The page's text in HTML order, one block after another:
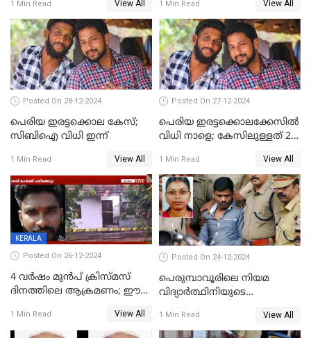
കമ്മീഷന്‍ ഇന്ന്
യൂണിവേഴ്‌സിറ്റിയിലെത്തും
1 Min Read View All 1 Min Read View All
Posted On 28-12-2024
പെരിയ ഇരട്ടക്കൊല കേസ്;
സിബിഐ വിധി ഇന്ന്
1 Min Read View All
Posted On 27-12-2024
പെരിയ ഇരട്ടക്കൊലക്കേസില്‍
വിധി നാളെ; കേസിലുള്ളത് 24
1 Min Read View All
KERALA
Posted On 26-12-2024
4 വർഷം മുൻപ് ക്രിസ്മസ്
ദിനത്തിലെ ആക്രമണം; ഈ
ചോദിക്കാനെത്തി, 2 പേർ
കുത്തേറ്റു മരിച്ചു
1 Min Read View All
Posted On 24-12-2024
പെരുമ്പാവൂരിലെ നിയമ
വിദ്യാര്‍ത്ഥിനിയുടെ
അമീറുള്‍ ഇസ്ലാമിന്റെ
മനോനിലയില്‍ കുഴപ്പമില്ലെന്ന്
1 Min Read View All